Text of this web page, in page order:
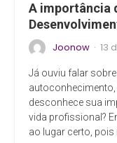
A importância
Joonow · 13
Já ouviu falar sobre
desconhece sua
vida profissional?
ao lugar certo, pois